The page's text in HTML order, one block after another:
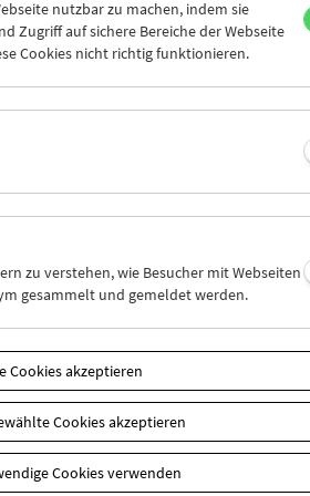
und Projekten widmen wir uns
der Filme für die Nachwelt
in Zusammenarbeit mit QWIEN –
erstmals gesammelt und mit
ein Verhältnis gesetzt. Zwischen 2014
BEWEGT!Amateurfilme gesammelt, die
begleitende Materialien wie
Fotografien, Fotoalben und
nutzbar zu machen, indem sie
Zugriff auf sichere Bereiche der Webseite
Cookies nicht richtig funktionieren.
zu verstehen, wie Besucher mit Webseiten
gesammelt und gemeldet werden.
Cookies akzeptieren
Cookies akzeptieren
Cookies verwenden